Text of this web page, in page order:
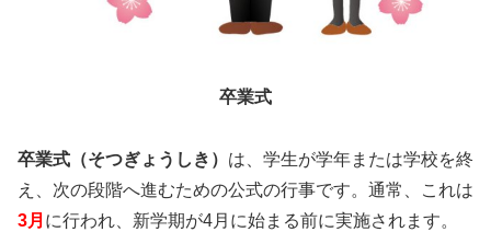
卒業式
卒業式（そつぎょうしき） は、学生が学年または学校を終
え、次の段階へ進むための公式の行事です。通常、これは
3月 に行われ、新学期が4月に始まる前に実施されます。